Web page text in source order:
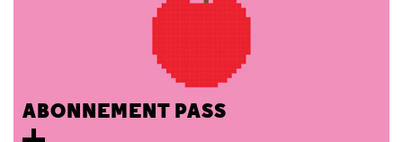
ABONNEMENT PASS